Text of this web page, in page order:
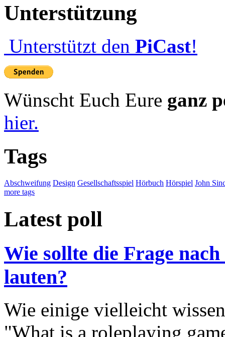
Unterstützung
Unterstützt den PiCast!
Wünscht Euch Eure ganz
hier.
Tags
Abschweifung Design Gesellschaftsspiel Hörbuch Hörspiel John
more tags
Latest poll
Wie sollte die Frage
lauten?
Wie einige vielleicht
"What is a roleplaying